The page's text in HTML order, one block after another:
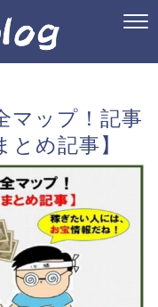
マップ！記事
め記事】